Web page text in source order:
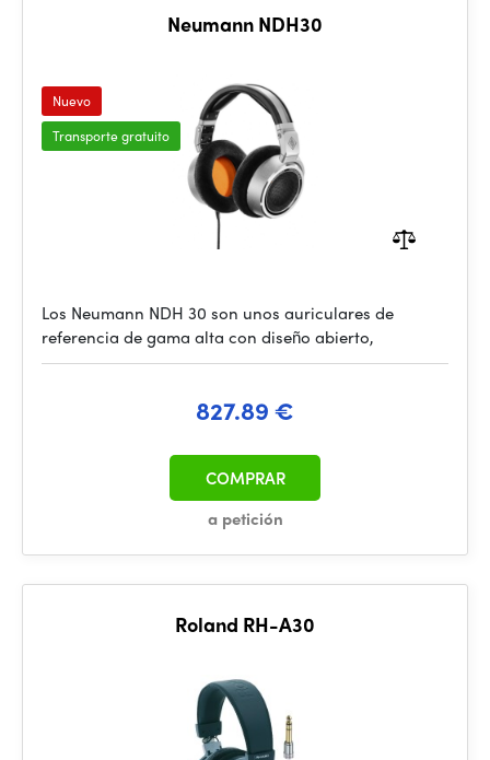
Neumann NDH30
Nuevo
Transporte gratuito
Los Neumann NDH 30 son unos auriculares de
referencia de gama alta con diseño abierto,
827.89 €
a petición
COMPRAR
Roland RH-A30